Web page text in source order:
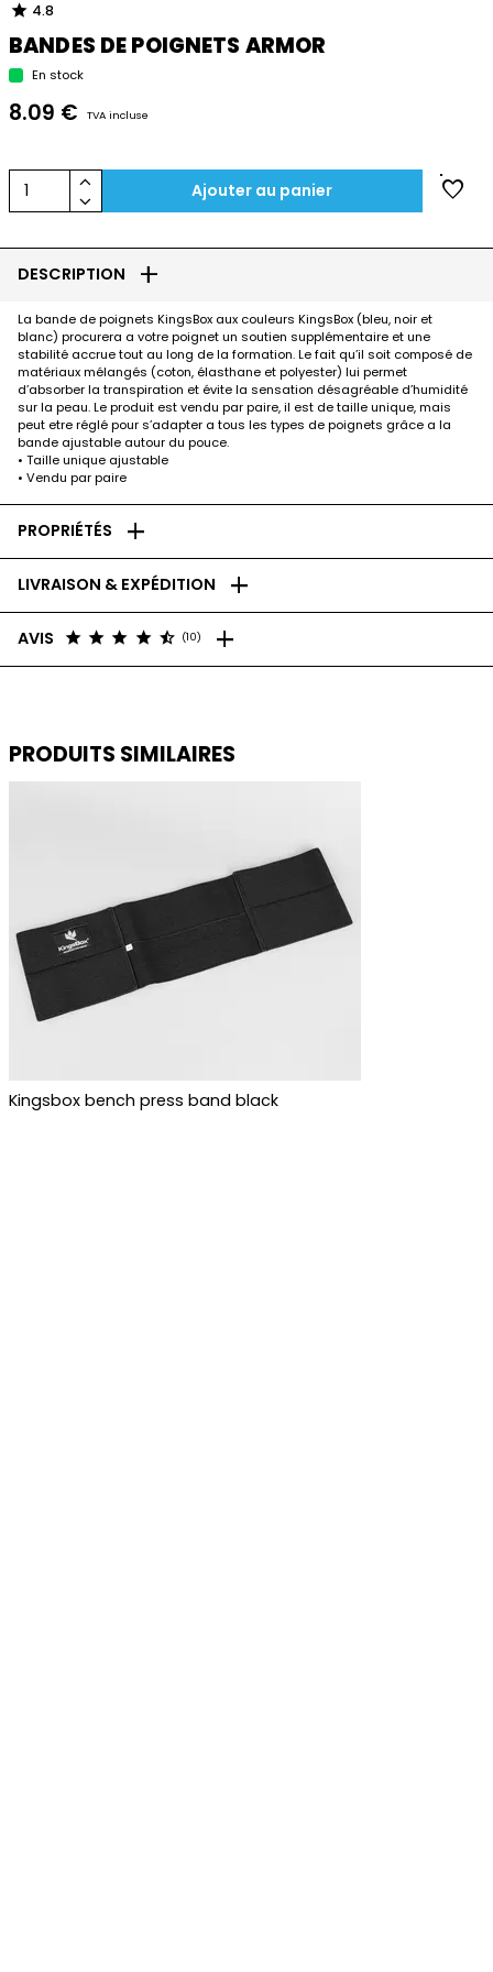
star 4.8
BANDES DE POIGNETS ARMOR
En stock
8.09 € TVA incluse
1 keyboard_arrow_up
keyboard_arrow_down Ajouter au panier favorite
DESCRIPTION add
La bande de poignets KingsBox aux couleurs KingsBox (bleu, noir et
blanc) procurera a votre poignet un soutien supplémentaire et une
stabilité accrue tout au long de la formation. Le fait qu’il soit composé de
matériaux mélangés (coton, élasthane et polyester) lui permet
d’absorber la transpiration et évite la sensation désagréable d’humidité
sur la peau. Le produit est vendu par paire, il est de taille unique, mais
peut etre réglé pour s’adapter a tous les types de poignets grâce a la
bande ajustable autour du pouce.
• Taille unique ajustable
• Vendu par paire
PROPRIÉTÉS add
LIVRAISON & EXPÉDITION add
AVIS star star star star star_half (10) add
PRODUITS SIMILAIRES
Kingsbox bench press band black